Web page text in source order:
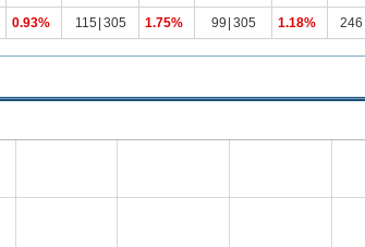
0.93% 115 305 1.75% 99 305 1.18% 246